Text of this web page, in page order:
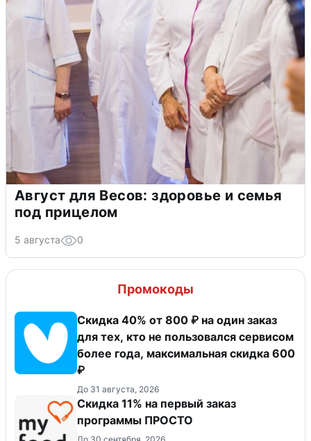
Август для Весов: здоровье и семья
под прицелом
5 августа 0
Промокоды
Скидка 40% от 800 ₽ на один заказ
для тех, кто не пользовался сервисом
более года, максимальная скидка 600
₽
До 31 августа, 2026
Скидка 11% на первый заказ
программы ПРОСТО